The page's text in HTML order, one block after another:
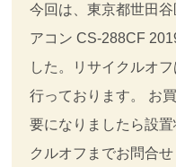
今回は、東京都世田
アコン CS-288CF
した。リサイクルオ
行っております。 お
要になりましたら設
クルオフまでお問合せ